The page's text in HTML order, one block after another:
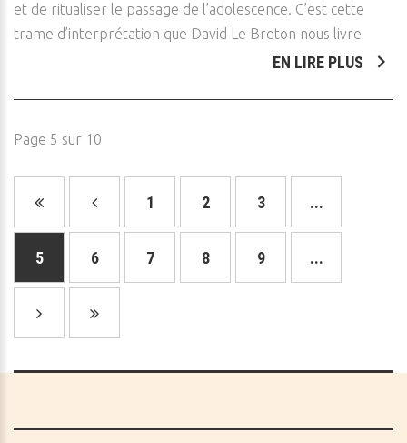
et de ritualiser le passage de l’adolescence. C’est cette
trame d’interprétation que David Le Breton nous livre
EN LIRE PLUS
Page 5 sur 10
1 2 3 ...
5 6 7 8 9 ...